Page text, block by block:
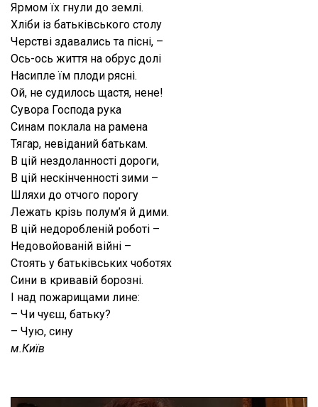
Ярмом їх гнули до землі.
Хліби із батьківського столу
Черстві здавались та пісні, –
Ось-ось життя на обрус долі
Насипле їм плоди рясні.
Ой, не судилось щастя, нене!
Сувора Господа рука
Синам поклала на рамена
Тягар, невіданий батькам.
В цій нездоланності дороги,
В цій нескінченності зими –
Шляхи до отчого порогу
Лежать крізь полум’я й дими.
В цій недоробленій роботі –
Недовойованій війні –
Стоять у батьківських чоботях
Сини в кривавій борозні.
І над пожарищами лине:
– Чи чуєш, батьку?
– Чую, сину
м.Київ